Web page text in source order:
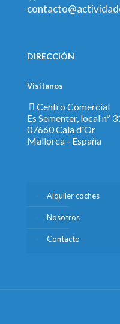
DIRECCIÓN
Visítanos
Centro Comercial
Es Sementer, local nº
07660 Cala d'Or
Mallorca - España
Alquiler coches
Nosotros
Contacto